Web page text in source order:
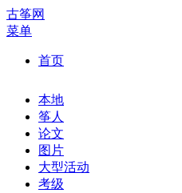
古筝网
菜单
首页
本地
筝人
论文
图片
大型活动
考级